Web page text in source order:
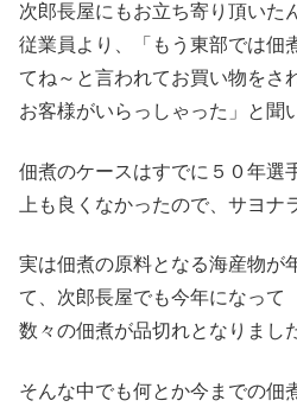
次郎長屋にもお立ち寄り頂いた
従業員より、「もう東部では佃
てね～と言われてお買い物をさ
お客様がいらっしゃった」と聞
佃煮のケースはすでに５０年選
上も良くなかったので、サヨナ
実は佃煮の原料となる海産物が
て、次郎長屋でも今年になって
数々の佃煮が品切れとなりまし
そんな中でも何とか今までの佃